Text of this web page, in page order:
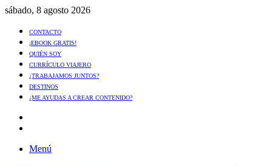
sábado, 8 agosto 2026
CONTACTO
¡EBOOK GRATIS!
QUIÉN SOY
CURRÍCULO VIAJERO
¿TRABAJAMOS JUNTOS?
DESTINOS
¿ME AYUDAS A CREAR CONTENIDO?
Menú